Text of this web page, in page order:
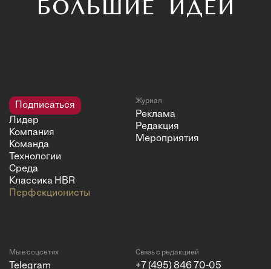
Подписаться
Лидер
Компания
Команда
Технологии
Среда
Классика HBR
Перфекционисты
Журнал
Реклама
Редакция
Мероприятия
Мы в соцсетях
Telegram
Связь с редакцией
+7 (495) 846 70-05